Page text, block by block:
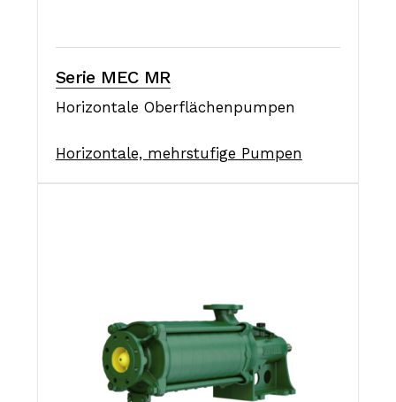
Serie MEC MR
Horizontale Oberflächenpumpen
Horizontale, mehrstufige Pumpen